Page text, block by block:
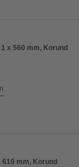
x 560 mm, Korund
mm, Korund